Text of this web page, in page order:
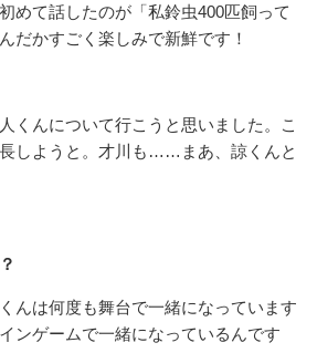
めて話したのが「私鈴虫400匹飼って
だかすごく楽しみで新鮮です！
くんについて行こうと思いました。こ
しようと。才川も……まあ、諒くんと
？
んは何度も舞台で一緒になっています
ンゲームで一緒になっているんです